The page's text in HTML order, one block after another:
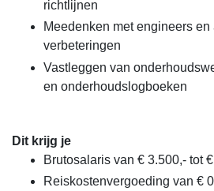
richtlijnen
Meedenken met engineers
verbeteringen
Vastleggen van
en onderhoudslogboeken
Dit krijg je
Brutosalaris van € 3.500,- tot
Reiskostenvergoeding van €